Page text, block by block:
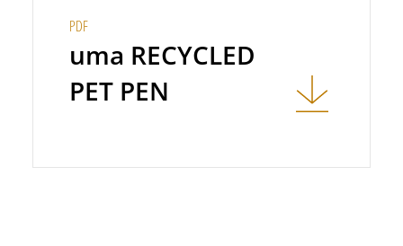
PDF
uma RECYCLED
PET PEN